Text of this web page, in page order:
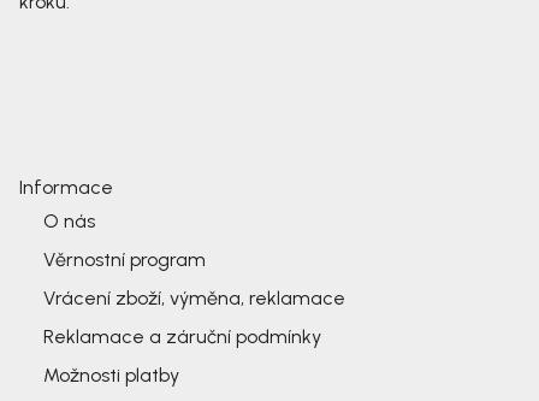
Informace
O nás
Věrnostní program
Vrácení zboží, výměna, reklamace
Reklamace a záruční podmínky
Možnosti platby